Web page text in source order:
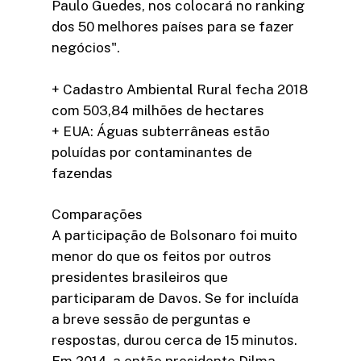
Paulo Guedes, nos colocará no ranking
dos 50 melhores países para se fazer
negócios".
+ Cadastro Ambiental Rural fecha 2018
com 503,84 milhões de hectares
+ EUA: Águas subterrâneas estão
poluídas por contaminantes de
fazendas
Comparações
A participação de Bolsonaro foi muito
menor do que os feitos por outros
presidentes brasileiros que
participaram de Davos. Se for incluída
a breve sessão de perguntas e
respostas, durou cerca de 15 minutos.